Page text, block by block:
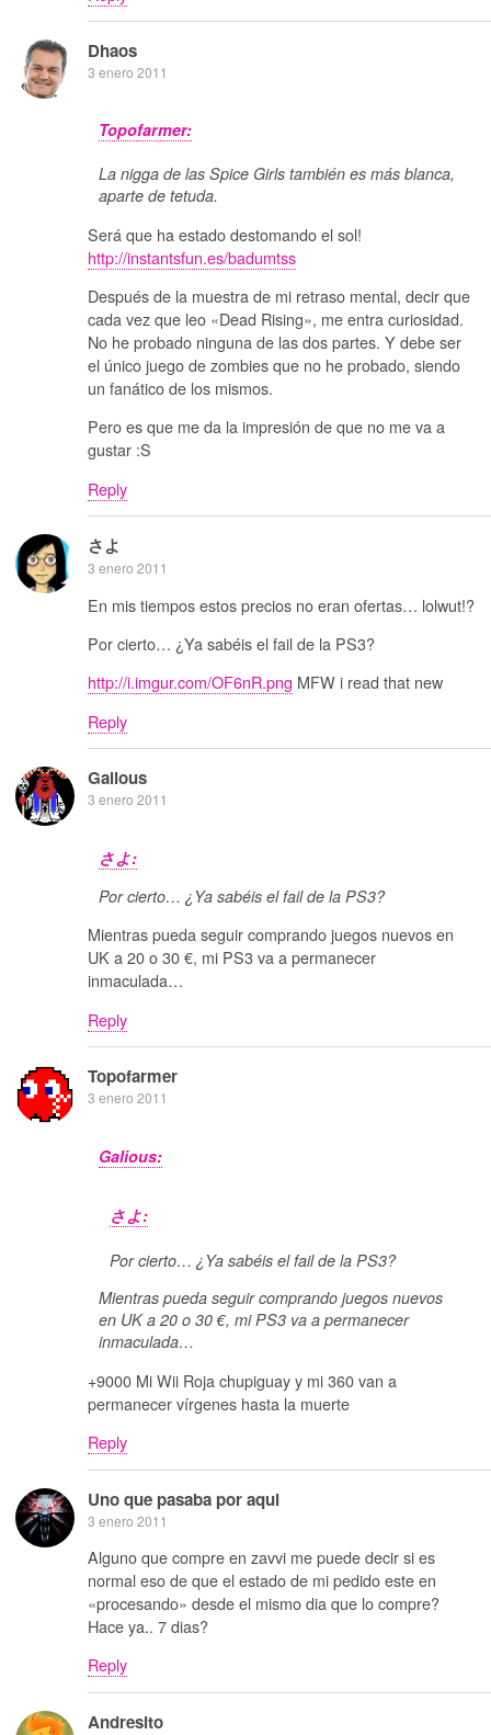
Dhaos
3 enero 2011
Topofarmer:
La nigga de las Spice Girls también es más blanca,
aparte de tetuda.
Será que ha estado destomando el sol!
http://instantsfun.es/badumtss
Después de la muestra de mi retraso mental, decir que
cada vez que leo «Dead Rising», me entra curiosidad.
No he probado ninguna de las dos partes. Y debe ser
el único juego de zombies que no he probado, siendo
un fanático de los mismos.
Pero es que me da la impresión de que no me va a
gustar :S
Reply
さよ
3 enero 2011
En mis tiempos estos precios no eran ofertas… lolwut!?
Por cierto… ¿Ya sabéis el fail de la PS3?
http://i.imgur.com/OF6nR.png MFW i read that new
Reply
Galious
3 enero 2011
さよ:
Por cierto… ¿Ya sabéis el fail de la PS3?
Mientras pueda seguir comprando juegos nuevos en
UK a 20 o 30 €, mi PS3 va a permanecer
inmaculada…
Reply
Topofarmer
3 enero 2011
Galious:
さよ:
Por cierto… ¿Ya sabéis el fail de la PS3?
Mientras pueda seguir comprando juegos nuevos
en UK a 20 o 30 €, mi PS3 va a permanecer
inmaculada…
+9000 Mi Wii Roja chupiguay y mi 360 van a
permanecer vírgenes hasta la muerte
Reply
Uno que pasaba por aqui
3 enero 2011
Alguno que compre en zavvi me puede decir si es
normal eso de que el estado de mi pedido este en
«procesando» desde el mismo dia que lo compre?
Hace ya.. 7 dias?
Reply
Andresito